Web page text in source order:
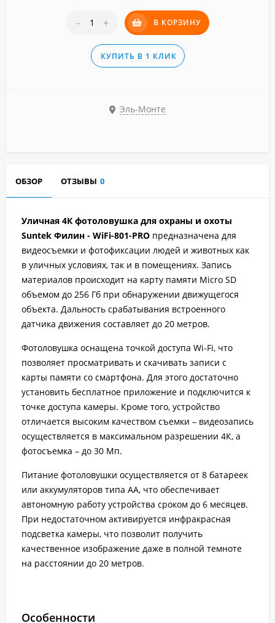
- + В КОРЗИНУ
КУПИТЬ В 1 КЛИК
Эль-Монте
ОБЗОР ОТЗЫВЫ 0
Уличная 4К фотоловушка для охраны и охоты
Suntek Филин - WiFi-801-PRO предназначена для
видеосъемки и фотофиксации людей и животных как
в уличных условиях, так и в помещениях. Запись
материалов происходит на карту памяти Micro SD
объемом до 256 Гб при обнаружении движущегося
объекта. Дальность срабатывания встроенного
датчика движения составляет до 20 метров.
Фотоловушка оснащена точкой доступа Wi-Fi, что
позволяет просматривать и скачивать записи с
карты памяти со смартфона. Для этого достаточно
установить бесплатное приложение и подключится к
точке доступа камеры. Кроме того, устройство
отличается высоким качеством съемки – видеозапись
осуществляется в максимальном разрешении 4К, а
фотосъемка – до 30 Мп.
Питание фотоловушки осуществляется от 8 батареек
или аккумуляторов типа AA, что обеспечивает
автономную работу устройства сроком до 6 месяцев.
При недостаточном активируется инфракрасная
подсветка камеры, что позволит получить
качественное изображение даже в полной темноте
на расстоянии до 20 метров.
Особенности